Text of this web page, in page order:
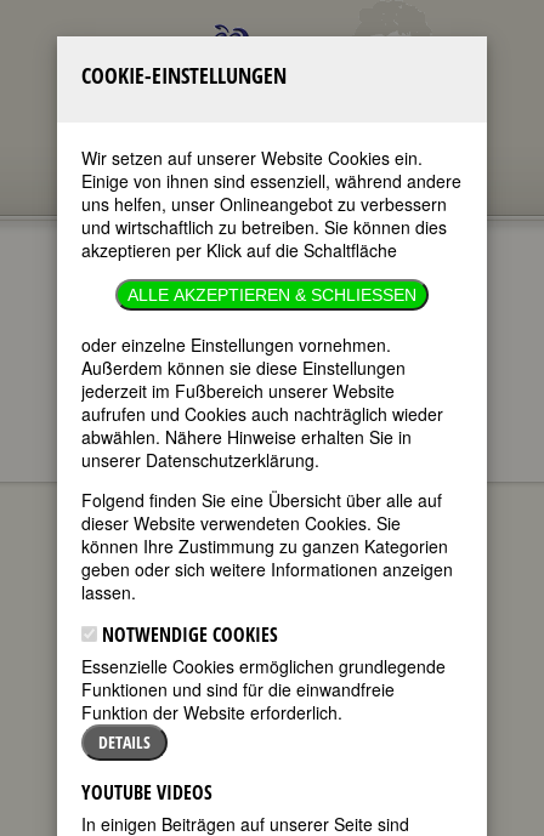
im ganzen Text
nur in Titeln
FEMBIO SPECIALS
BERÜHMTE FRAUEN
BERÜHMTER MÄNNER
Jacqueline du Pré
FEMBIO SPECIAL: BERÜHMTE FRAUEN
BERÜHMTER MÄNNER
JACQUELINE DU PRÉ
geboren am
26. Januar
1945 in Purley,
Oxford
gestorben am
19. Oktober
COOKIE-EINSTELLUNGEN
Wir setzen auf unserer Website Cookies ein.
Einige von ihnen sind essenziell, während andere
uns helfen, unser Onlineangebot zu verbessern
und wirtschaftlich zu betreiben. Sie können dies
akzeptieren per Klick auf die Schaltfläche
ALLE AKZEPTIEREN & SCHLIESSEN
oder einzelne Einstellungen vornehmen.
Außerdem können sie diese Einstellungen
jederzeit im Fußbereich unserer Website
aufrufen und Cookies auch nachträglich wieder
abwählen. Nähere Hinweise erhalten Sie in
unserer Datenschutzerklärung.
Folgend finden Sie eine Übersicht über alle auf
dieser Website verwendeten Cookies. Sie
können Ihre Zustimmung zu ganzen Kategorien
geben oder sich weitere Informationen anzeigen
lassen.
NOTWENDIGE COOKIES
Essenzielle Cookies ermöglichen grundlegende
Funktionen und sind für die einwandfreie
Funktion der Website erforderlich.
DETAILS
YOUTUBE VIDEOS
In einigen Beiträgen auf unserer Seite sind